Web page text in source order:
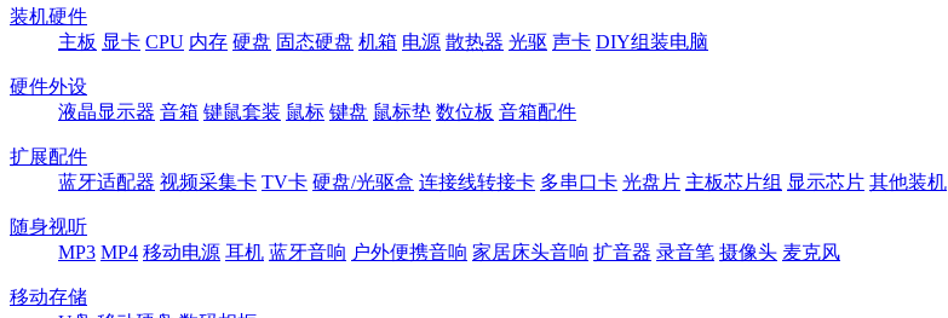
装机硬件
主板 显卡 CPU 内存 硬盘 固态硬盘 机箱 电源 散热器 光驱 声卡 DIY组装电脑
硬件外设
液晶显示器 音箱 键鼠套装 鼠标 键盘 鼠标垫 数位板 音箱配件
扩展配件
蓝牙适配器 视频采集卡 TV卡 硬盘/光驱盒 连接线转接卡 多串口卡 光盘片 主板芯片组 显示芯片 其他装机
随身视听
MP3 MP4 移动电源 耳机 蓝牙音响 户外便携音响 家居床头音响 扩音器 录音笔 摄像头 麦克风
移动存储